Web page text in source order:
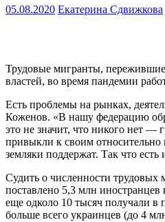
05.08.2020 Екатерина Сдвижкова
Трудовые мигранты,
властей, во время пандемии
Есть проблемы на рынках,
Коженов. «В нашу федерацию
это не значит, что никого нет —
привыкли к своим относительно
земляки поддержат. Так что есть
Судить о численности
поставлено 5,3 млн иностранцев
еще одколо 10 тысяч получали в
больше всего украинцев (до 4